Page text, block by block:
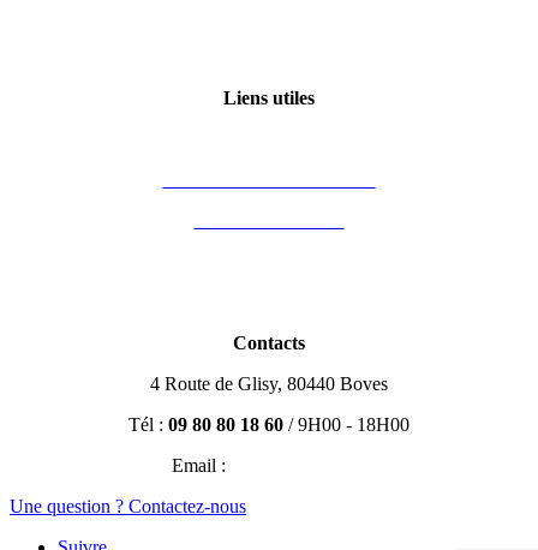
12 – Les différents mandats de vente (A)
Liens utiles
Contacts
4 Route de Glisy, 80440 Boves
Tél : 09 80 80 18 60 / 9H00 - 18H00
Email :
Une question ? Contactez-nous